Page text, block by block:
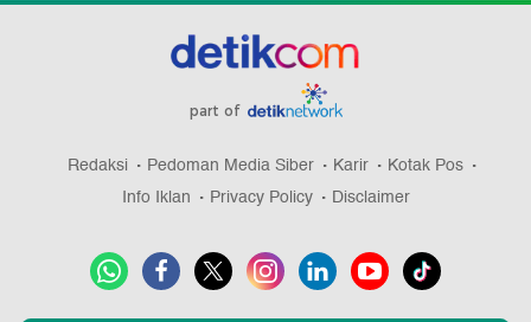
part of
Redaksi Pedoman Media Siber Karir
Kotak Pos
Info Iklan
Privacy Policy Disclaimer